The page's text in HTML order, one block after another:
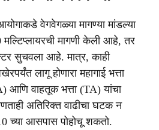
वेगवेगळ्या मागण्या मांडल्या
मागणी केली आहे, तर
सुचवला आहे. मात्र, काही
लागू होणारा महागाई भत्ता
आणि वाहतूक भत्ता (TA) यांचा
अतिरिक्त वाढीचा घटक न
च्या आसपास पोहोचू शकतो.